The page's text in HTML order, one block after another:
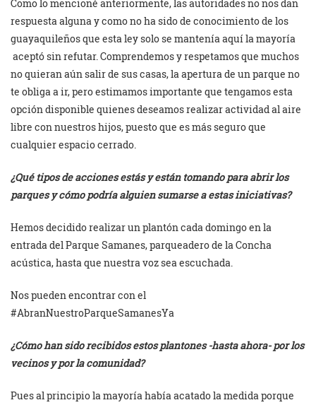
Como lo mencioné anteriormente, las autoridades no nos dan
respuesta alguna y como no ha sido de conocimiento de los
guayaquileños que esta ley solo se mantenía aquí la mayoría
aceptó sin refutar. Comprendemos y respetamos que muchos
no quieran aún salir de sus casas, la apertura de un parque no
te obliga a ir, pero estimamos importante que tengamos esta
opción disponible quienes deseamos realizar actividad al aire
libre con nuestros hijos, puesto que es más seguro que
cualquier espacio cerrado.
¿Qué tipos de acciones estás y están tomando para abrir los
parques y cómo podría alguien sumarse a estas iniciativas?
Hemos decidido realizar un plantón cada domingo en la
entrada del Parque Samanes, parqueadero de la Concha
acústica, hasta que nuestra voz sea escuchada.
Nos pueden encontrar con el
#AbranNuestroParqueSamanesYa
¿Cómo han sido recibidos estos plantones -hasta ahora- por los
vecinos y por la comunidad?
Pues al principio la mayoría había acatado la medida porque